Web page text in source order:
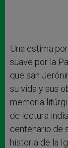
Una estima
suave por la
que san
su vida y sus
memoria
de lectura
centenario de
historia de la